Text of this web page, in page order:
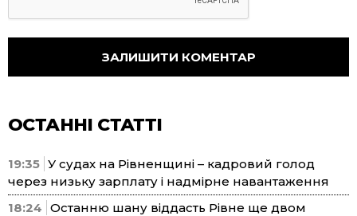
ОСТАННІ СТАТТІ
19:35 У судах на Рівненщині – кадровий голод
через низьку зарплату і надмірне навантаження
18:24 Останню шану віддасть Рівне ще двом